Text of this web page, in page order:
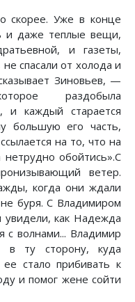
скорее. Уже в конце
и даже теплые вещи,
и газеты,
спасали от холода и
Зиновьев, —
раздобыла
и каждый старается
большую его часть,
на то, что на
обойтись».С
ветер.
когда они ждали
буря. С Владимиром
как Надежда
с волнами... Владимир
в ту сторону, куда
стало прибивать к
и помог жене сойти